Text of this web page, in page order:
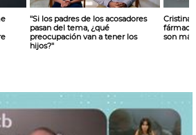
''Si los padres de los acosadores
pasan del tema, ¿qué
preocupación van a tener los
hijos?''
Cristina:
son